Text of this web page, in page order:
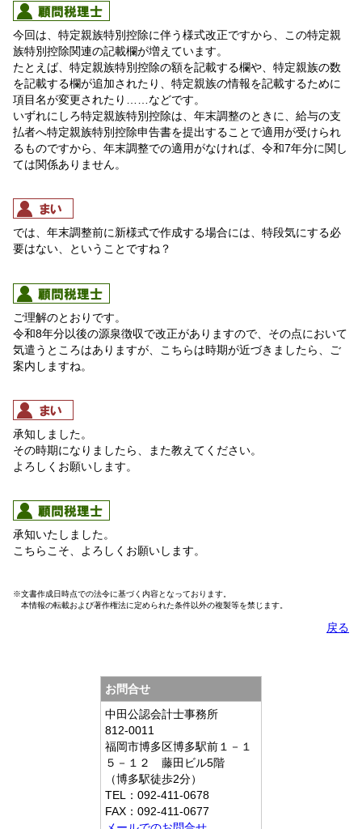
今回は、特定親族特別控除に伴う様式改正ですから、この特定親
族特別控除関連の記載欄が増えています。
たとえば、特定親族特別控除の額を記載する欄や、特定親族の数
を記載する欄が追加されたり、特定親族の情報を記載するために
項目名が変更されたり……などです。
いずれにしろ特定親族特別控除は、年末調整のときに、給与の支
払者へ特定親族特別控除申告書を提出することで適用が受けられ
るものですから、年末調整での適用がなければ、令和7年分に関し
ては関係ありません。
では、年末調整前に新様式で作成する場合には、特段気にする必
要はない、ということですね？
ご理解のとおりです。
令和8年分以後の源泉徴収で改正がありますので、その点において
気遣うところはありますが、こちらは時期が近づきましたら、ご
案内しますね。
承知しました。
その時期になりましたら、また教えてください。
よろしくお願いします。
承知いたしました。
こちらこそ、よろしくお願いします。
※文書作成日時点での法令に基づく内容となっております。
本情報の転載および著作権法に定められた条件以外の複製等を禁じます。
戻る
お問合せ
中田公認会計士事務所
812-0011
福岡市博多区博多駅前１－１
５－１２ 藤田ビル5階
（博多駅徒歩2分）
TEL：092-411-0678
FAX：092-411-0677